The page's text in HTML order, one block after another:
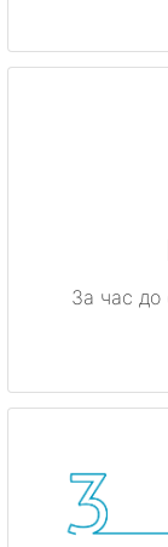
За час до